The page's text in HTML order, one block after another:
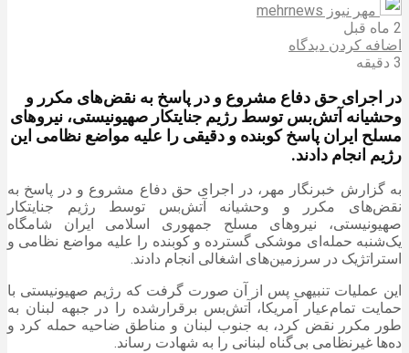
مهر نیوز mehrnews
2 ماه قبل
اضافه کردن دیدگاه
3 دقیقه
در اجرای حق دفاع مشروع و در پاسخ به نقض‌های مکرر و
وحشیانه آتش‌بس توسط رژیم جنایتکار صهیونیستی، نیروهای
مسلح ایران پاسخ کوبنده و دقیقی را علیه مواضع نظامی این
رژیم انجام دادند.
به گزارش خبرنگار مهر، در اجرای حق دفاع مشروع و در پاسخ به
نقض‌های مکرر و وحشیانه آتش‌بس توسط رژیم جنایتکار
صهیونیستی، نیروهای مسلح جمهوری اسلامی ایران شامگاه
یک‌شنبه حمله‌ای موشکی گسترده و کوبنده را علیه مواضع نظامی و
استراتژیک در سرزمین‌های اشغالی انجام دادند.
این عملیات تنبیهی پس از آن صورت گرفت که رژیم صهیونیستی با
حمایت تمام‌عیار آمریکا، آتش‌بس برقرارشده را در جبهه لبنان به
طور مکرر نقض کرد، به جنوب لبنان و مناطق ضاحیه حمله کرد و
ده‌ها غیرنظامی بی‌گناه لبنانی را به شهادت رساند.